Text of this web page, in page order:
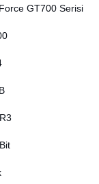
GT700 Serisi